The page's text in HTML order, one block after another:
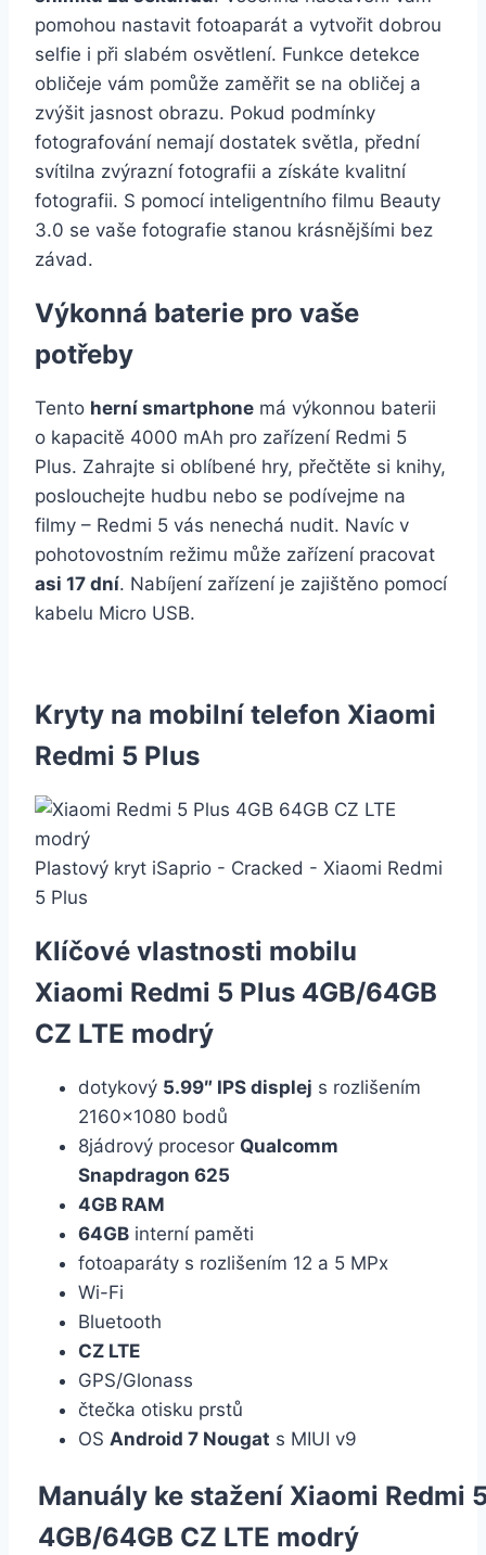
pomohou nastavit fotoaparát a vytvořit dobrou
selfie i při slabém osvětlení. Funkce detekce
obličeje vám pomůže zaměřit se na obličej a
zvýšit jasnost obrazu. Pokud podmínky
fotografování nemají dostatek světla, přední
svítilna zvýrazní fotografii a získáte kvalitní
fotografii. S pomocí inteligentního filmu Beauty
3.0 se vaše fotografie stanou krásnějšími bez
závad.
Výkonná baterie pro vaše
potřeby
Tento herní smartphone má výkonnou baterii
o kapacitě 4000 mAh pro zařízení Redmi 5
Plus. Zahrajte si oblíbené hry, přečtěte si knihy,
poslouchejte hudbu nebo se podívejme na
filmy – Redmi 5 vás nenechá nudit. Navíc v
pohotovostním režimu může zařízení pracovat
asi 17 dní. Nabíjení zařízení je zajištěno pomocí
kabelu Micro USB.
Kryty na mobilní telefon Xiaomi
Redmi 5 Plus
Plastový kryt iSaprio - Cracked - Xiaomi Redmi
5 Plus
Klíčové vlastnosti mobilu
Xiaomi Redmi 5 Plus 4GB/64GB
CZ LTE modrý
dotykový 5.99″ IPS displej s rozlišením
2160×1080 bodů
8jádrový procesor Qualcomm
Snapdragon 625
4GB RAM
64GB interní paměti
fotoaparáty s rozlišením 12 a 5 MPx
Wi-Fi
Bluetooth
CZ LTE
GPS/Glonass
čtečka otisku prstů
OS Android 7 Nougat s MIUI v9
Manuály ke stažení Xiaomi Redmi
4GB/64GB CZ LTE modrý